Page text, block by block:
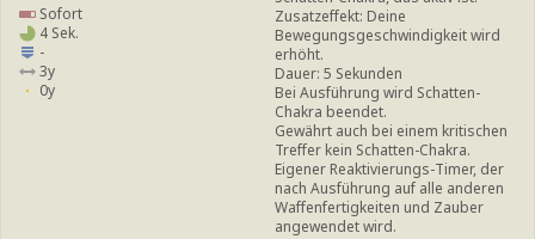
Sofort
4 Sek.
-
3y
0y
Zusatzeffekt: Deine
Bewegungsgeschwindigkeit wird
erhöht.
Dauer: 5 Sekunden
Bei Ausführung wird Schatten-
Chakra beendet.
Gewährt auch bei einem kritischen
Treffer kein Schatten-Chakra.
Eigener Reaktivierungs-Timer, der
nach Ausführung auf alle anderen
Waffenfertigkeiten und Zauber
angewendet wird.